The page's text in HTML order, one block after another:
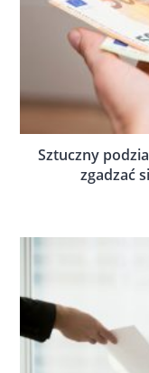
Sztuczny
zgadzać